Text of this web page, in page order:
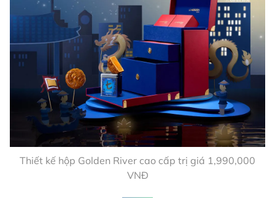
Thiết kế hộp Golden River cao cấp trị giá 1,990,000
VNĐ